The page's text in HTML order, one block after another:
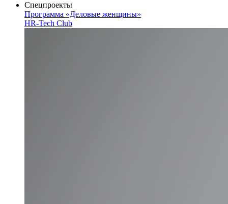
Спецпроекты
Программа «Деловые женщины»
HR-Tech Club